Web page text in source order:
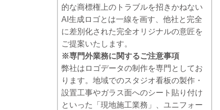
的な商標権上のトラブルを招きかねない
AI生成ロゴとは一線を画す、他社と完全
に差別化された完全オリジナルの意匠を
ご提案いたします。
※専門外業務に関するご注意事項
弊社はロゴデータの制作を専門としてお
ります。地域でのスタジオ看板の製作・
設置工事やガラス面へのシート貼り付け
といった「現地施工業務」、ユニフォー